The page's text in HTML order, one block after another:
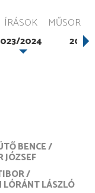
ÍRÁSOK MŰSOR
2024
BENCE
JÓZSEF
LÓRÁNT LÁSZLÓ